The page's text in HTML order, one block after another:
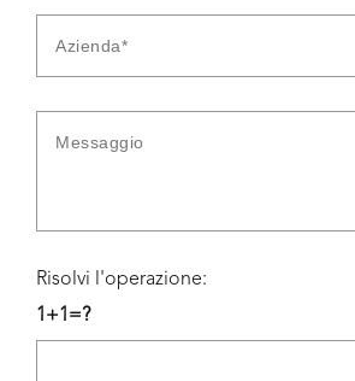
Risolvi l'operazione:
1+1=?